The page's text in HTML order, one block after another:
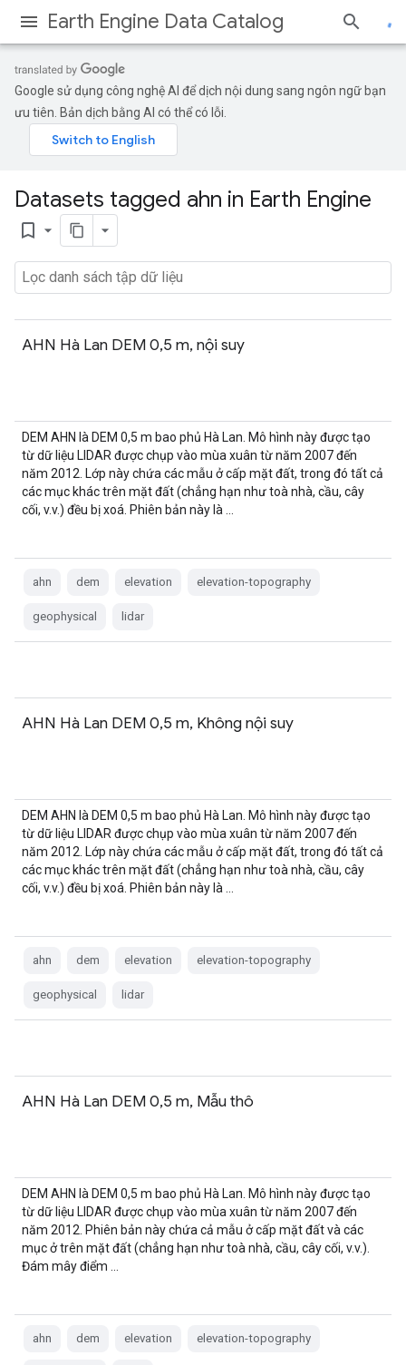
Earth Engine Data Catalog
Google sử dụng công nghệ AI để dịch nội dung sang ngôn ngữ bạn
ưu tiên. Bản dịch bằng AI có thể có lỗi.
Datasets tagged ahn in Earth Engine
bookmark_border
AHN Hà Lan DEM 0,5 m, nội suy
DEM AHN là DEM 0,5 m bao phủ Hà Lan. Mô hình này được tạo
từ dữ liệu LIDAR được chụp vào mùa xuân từ năm 2007 đến
năm 2012. Lớp này chứa các mẫu ở cấp mặt đất, trong đó tất cả
các mục khác trên mặt đất (chẳng hạn như toà nhà, cầu, cây
cối, v.v.) đều bị xoá. Phiên bản này là …
ahn dem elevation elevation-topography
geophysical lidar
AHN Hà Lan DEM 0,5 m, Không nội suy
DEM AHN là DEM 0,5 m bao phủ Hà Lan. Mô hình này được tạo
từ dữ liệu LIDAR được chụp vào mùa xuân từ năm 2007 đến
năm 2012. Lớp này chứa các mẫu ở cấp mặt đất, trong đó tất cả
các mục khác trên mặt đất (chẳng hạn như toà nhà, cầu, cây
cối, v.v.) đều bị xoá. Phiên bản này là …
ahn dem elevation elevation-topography
geophysical lidar
AHN Hà Lan DEM 0,5 m, Mẫu thô
DEM AHN là DEM 0,5 m bao phủ Hà Lan. Mô hình này được tạo
từ dữ liệu LIDAR được chụp vào mùa xuân từ năm 2007 đến
năm 2012. Phiên bản này chứa cả mẫu ở cấp mặt đất và các
mục ở trên mặt đất (chẳng hạn như toà nhà, cầu, cây cối, v.v.).
Đám mây điểm …
ahn dem elevation elevation-topography